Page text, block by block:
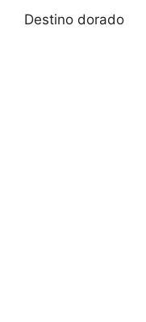
Destino dorado